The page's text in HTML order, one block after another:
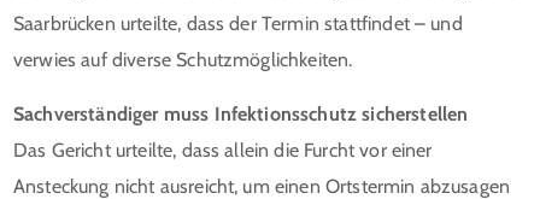
Saarbrücken urteilte, dass der Termin stattfindet – und
verwies auf diverse Schutzmöglichkeiten.
Sachverständiger muss Infektionsschutz sicherstellen
Das Gericht urteilte, dass allein die Furcht vor einer
Ansteckung nicht ausreicht, um einen Ortstermin abzusagen